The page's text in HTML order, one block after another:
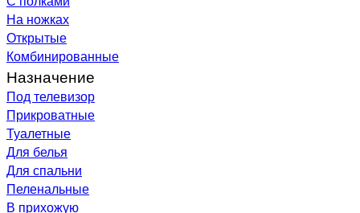
На ножках
Открытые
Комбинированные
Назначение
Под телевизор
Прикроватные
Туалетные
Для белья
Для спальни
Пеленальные
В прихожую